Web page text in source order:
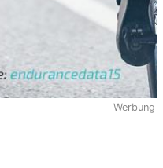
Werbung